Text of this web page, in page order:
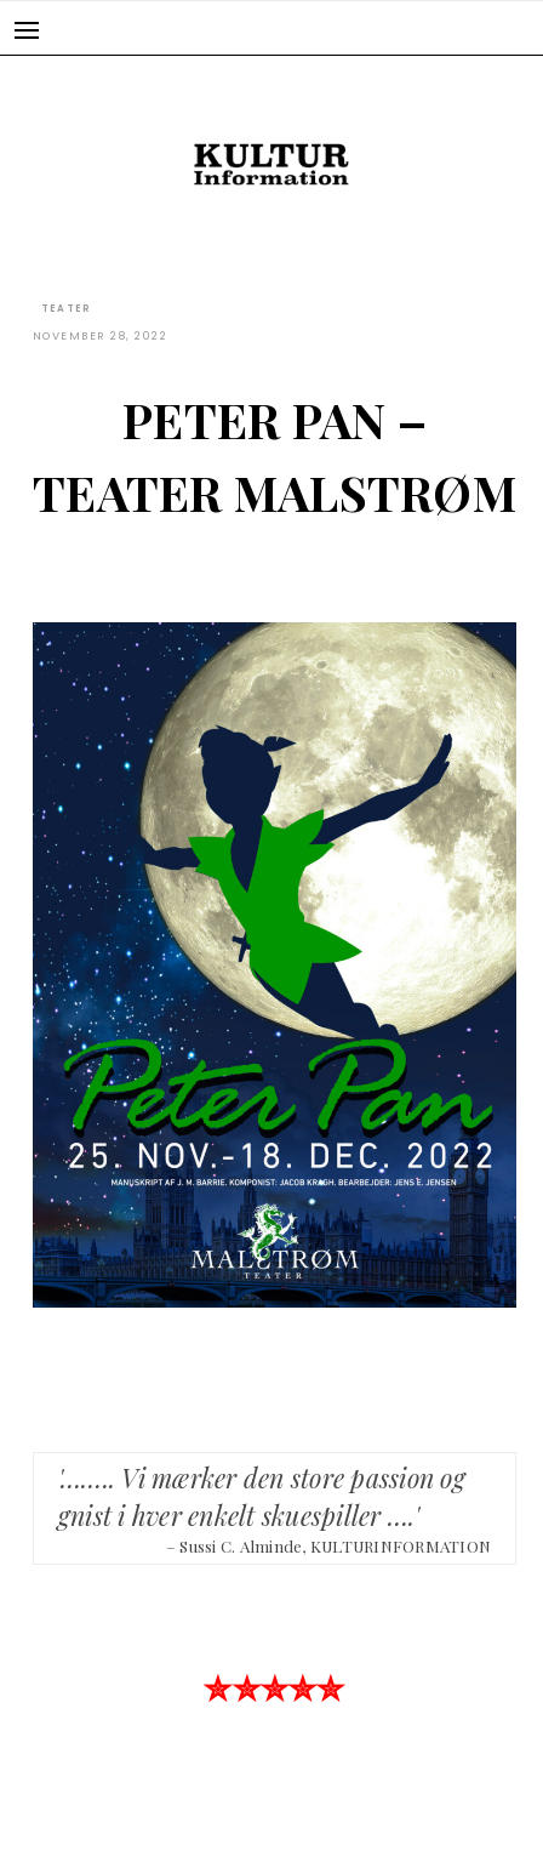
TEATER
NOVEMBER 28, 2022
PETER PAN –
TEATER MALSTRØM
'…….. Vi mærker den store passion og
gnist i hver enkelt skuespiller ….'
– Sussi C. Alminde, KULTURINFORMATION
✮✮✮✮✮